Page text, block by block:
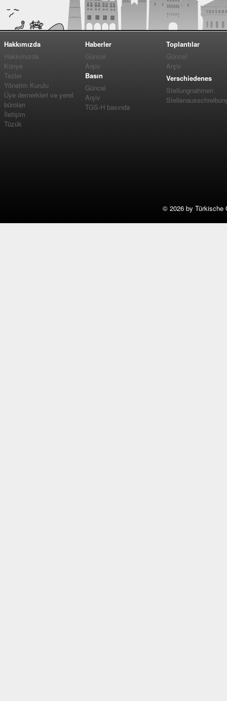
Hakkımızda
Hakkımızda
Künye
Tezler
Yönetim Kurulu
Üye dernerkleri ve yerel
büroları
İletişim
Tüzük
Haberler
Güncel
Arşiv
Basın
Güncel
Arşiv
TGS-H basında
Toplantılar
Güncel
Arşiv
Verschiedenes
Stellungnahmen
© 2026 by Türkische